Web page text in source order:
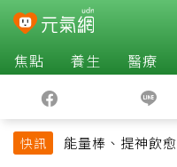
焦點 養生 醫療
快訊
能量棒、提神飲